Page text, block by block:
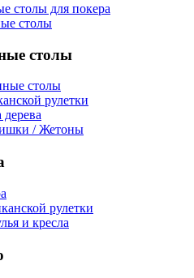
столы для покера
столы
столы
столы
рулетки
/ Жетоны
рулетки
и кресла